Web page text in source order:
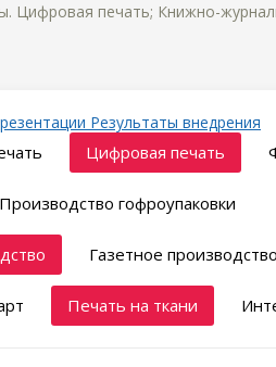
Цифровая печать; Книжно-
Результаты внедрения
Цифровая печать
Производство гофроупаковки
Газетное производство
Печать на ткани